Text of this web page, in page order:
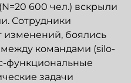
600 чел.) вскрыли
Сотрудники
изменений, боялись
командами (silo-
функциональные
задачи